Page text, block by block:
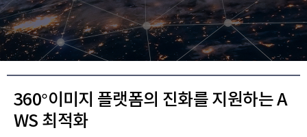
360°이미지 플랫폼의 진화를 지원하는 A
WS 최적화